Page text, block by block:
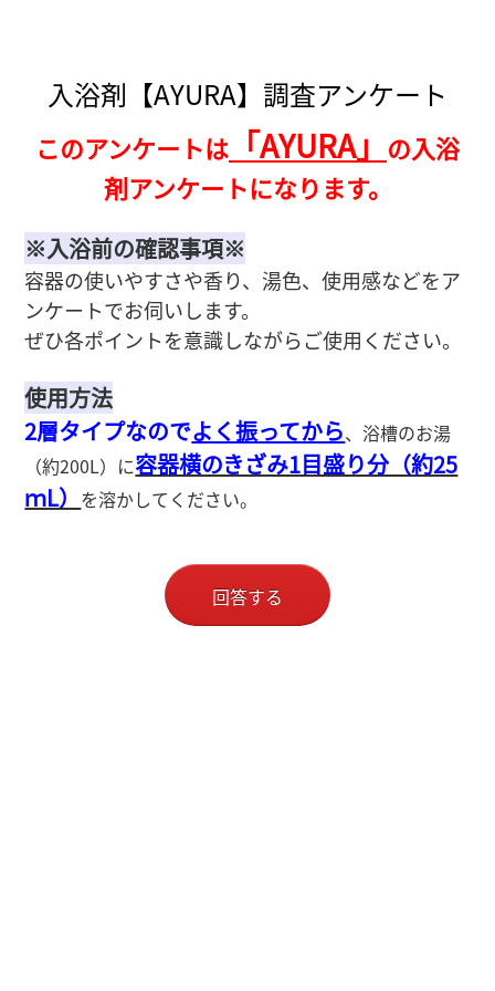
入浴剤【AYURA】調査アンケート
このアンケートは 「AYURA」 の入浴
剤アンケートになります。
※入浴前の確認事項※
容器の使いやすさや香り、湯色、使用感などをア
ンケートでお伺いします。
ぜひ各ポイントを意識しながらご使用ください。
使用方法
2層タイプなのでよく振ってから、浴槽のお湯
（約200L）に容器横のきざみ1目盛り分（約25
ｍL） を溶かしてください。
回答する